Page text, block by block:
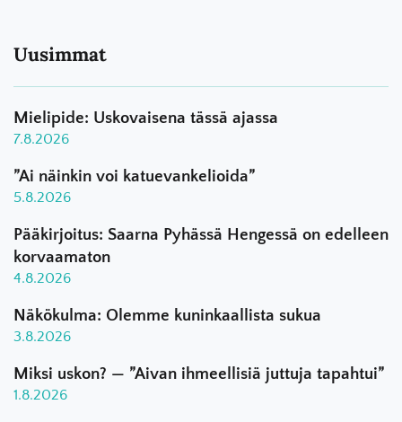
Uusimmat
Mielipide: Uskovaisena tässä ajassa
7.8.2026
”Ai näinkin voi katuevankelioida”
5.8.2026
Pääkirjoitus: Saarna Pyhässä Hengessä on edelleen
korvaamaton
4.8.2026
Näkökulma: Olemme kuninkaallista sukua
3.8.2026
Miksi uskon? — ”Aivan ihmeellisiä juttuja tapahtui”
1.8.2026